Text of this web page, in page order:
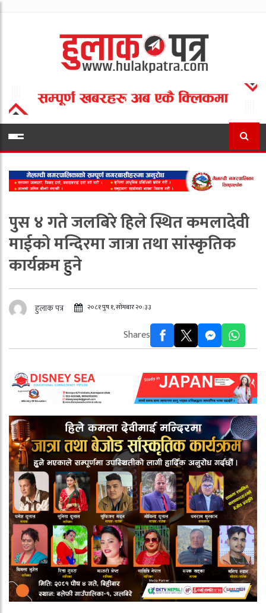
पुस ४ गते जलबिरे हिले स्थित कमलादेवी
माईको मन्दिरमा जात्रा तथा सांस्कृतिक
कार्यक्रम हुने
हुलाक पत्र २०८१ पुष १, सोमबार २०:३३
Shares